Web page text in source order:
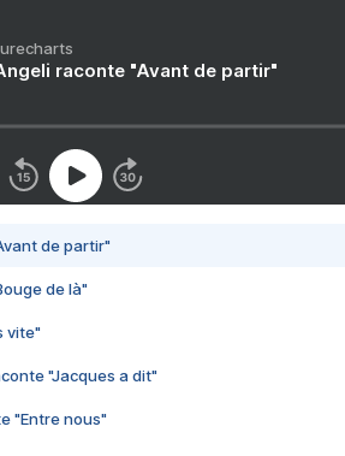
raconte "Avant de partir"
de partir"
de là"
vite"
"Jacques a dit"
"Entre nous"